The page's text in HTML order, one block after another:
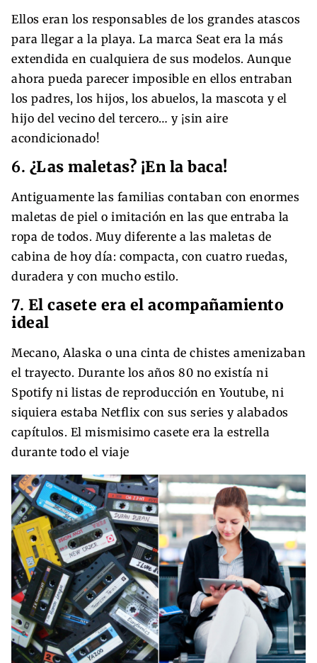
Ellos eran los responsables de los grandes atascos
para llegar a la playa. La marca Seat era la más
extendida en cualquiera de sus modelos. Aunque
ahora pueda parecer imposible en ellos entraban
los padres, los hijos, los abuelos, la mascota y el
hijo del vecino del tercero… y ¡sin aire
acondicionado!
6. ¿Las maletas? ¡En la baca!
Antiguamente las familias contaban con enormes
maletas de piel o imitación en las que entraba la
ropa de todos. Muy diferente a las maletas de
cabina de hoy día: compacta, con cuatro ruedas,
duradera y con mucho estilo.
7. El casete era el acompañamiento
ideal
Mecano, Alaska o una cinta de chistes amenizaban
el trayecto. Durante los años 80 no existía ni
Spotify ni listas de reproducción en Youtube, ni
siquiera estaba Netflix con sus series y alabados
capítulos. El mismisimo casete era la estrella
durante todo el viaje